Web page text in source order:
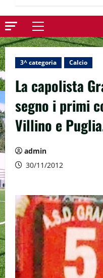
Menu
principale
3^ categoria Calcio
La capolista
segno i primi
Villino e
admin
30/11/2012